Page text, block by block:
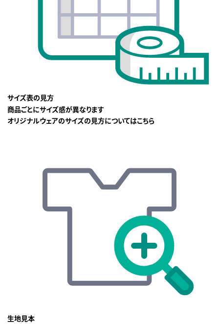
サイズ表の見方
商品ごとにサイズ感が異なります
オリジナルウェアのサイズの見方についてはこちら
生地見本